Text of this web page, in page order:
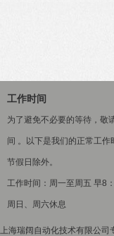
工作时间
为了避免不必要的等待，敬
间 。以下是我们的正常工作
节假日除外。
工作时间：周一至周五 早8
周日、周六休息
上海瑞阔自动化技术有限公